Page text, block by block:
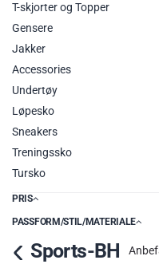
T-skjorter og Topper
Gensere
Jakker
Accessories
Undertøy
Løpesko
Sneakers
Treningssko
Tursko
PRIS
PASSFORM/STIL/MATERIALE
Sports-BH